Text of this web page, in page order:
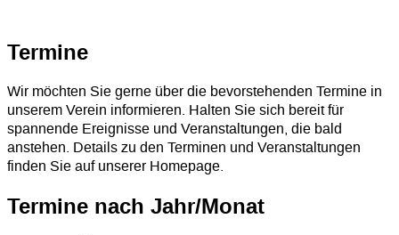
Termine
Wir möchten Sie gerne über die bevorstehenden Termine in
unserem Verein informieren. Halten Sie sich bereit für
spannende Ereignisse und Veranstaltungen, die bald
anstehen. Details zu den Terminen und Veranstaltungen
finden Sie auf unserer Homepage.
Termine nach Jahr/Monat